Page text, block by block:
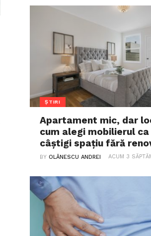
ȘTIRI
Apartament mic, dar
cum alegi mobilierul ca
câștigi spațiu fără
BYOLĂNESCU ANDREI ACUM 3